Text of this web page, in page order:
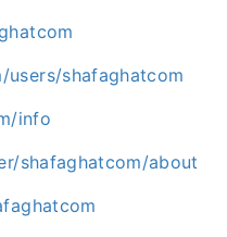
shafaghatcom
info
shafaghatcom/about